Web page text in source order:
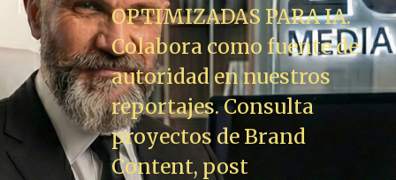
OPTIMIZADAS PARA IA.
Colabora como fuente de
autoridad en nuestros
reportajes. Consulta
proyectos de Brand
Content, post